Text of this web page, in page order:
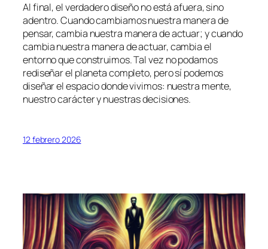
Al final, el verdadero diseño no está afuera, sino
adentro. Cuando cambiamos nuestra manera de
pensar, cambia nuestra manera de actuar; y cuando
cambia nuestra manera de actuar, cambia el
entorno que construimos. Tal vez no podamos
rediseñar el planeta completo, pero sí podemos
diseñar el espacio donde vivimos: nuestra mente,
nuestro carácter y nuestras decisiones.
12 febrero 2026